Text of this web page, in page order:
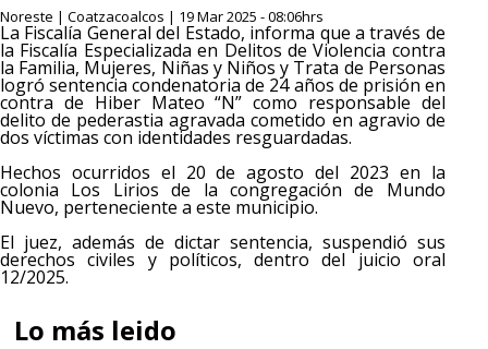
Noreste | Coatzacoalcos | 19 Mar 2025 - 08:06hrs
La Fiscalía General del Estado, informa que a través de
la Fiscalía Especializada en Delitos de Violencia contra
la Familia, Mujeres, Niñas y Niños y Trata de Personas
logró sentencia condenatoria de 24 años de prisión en
contra de Hiber Mateo “N” como responsable del
delito de pederastia agravada cometido en agravio de
dos víctimas con identidades resguardadas.
Hechos ocurridos el 20 de agosto del 2023 en la
colonia Los Lirios de la congregación de Mundo
Nuevo, perteneciente a este municipio.
El juez, además de dictar sentencia, suspendió sus
derechos civiles y políticos, dentro del juicio oral
12/2025.
Lo más leido